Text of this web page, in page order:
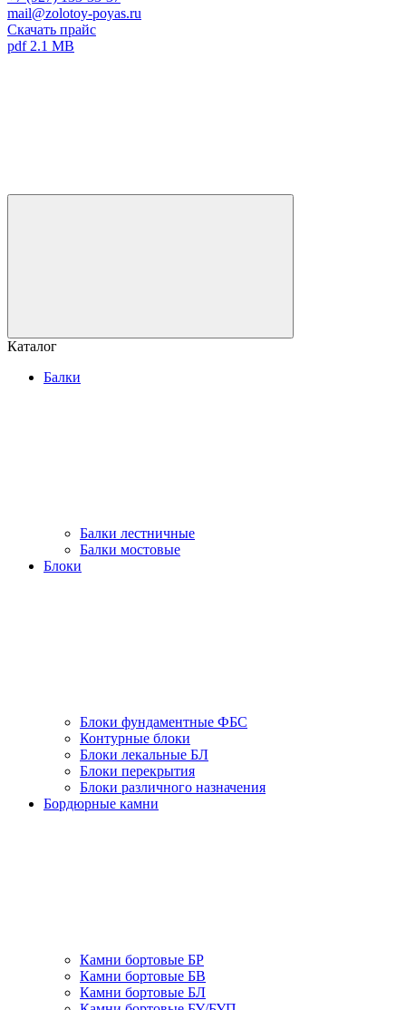
mail@zolotoy-poyas.ru
Скачать прайс
pdf 2.1 MB
Каталог
Балки
Балки лестничные
Балки мостовые
Блоки
Блоки фундаментные ФБС
Контурные блоки
Блоки лекальные БЛ
Блоки перекрытия
Блоки различного назначения
Бордюрные камни
Камни бортовые БР
Камни бортовые БВ
Камни бортовые БЛ